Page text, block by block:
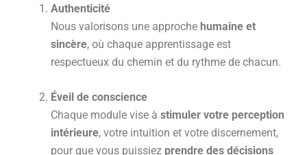
Authenticité
Nous valorisons une approche humaine et
sincère, où chaque apprentissage est
respectueux du chemin et du rythme de chacun.
Éveil de conscience
Chaque module vise à stimuler votre perception
intérieure, votre intuition et votre discernement,
pour que vous puissiez prendre des décisions